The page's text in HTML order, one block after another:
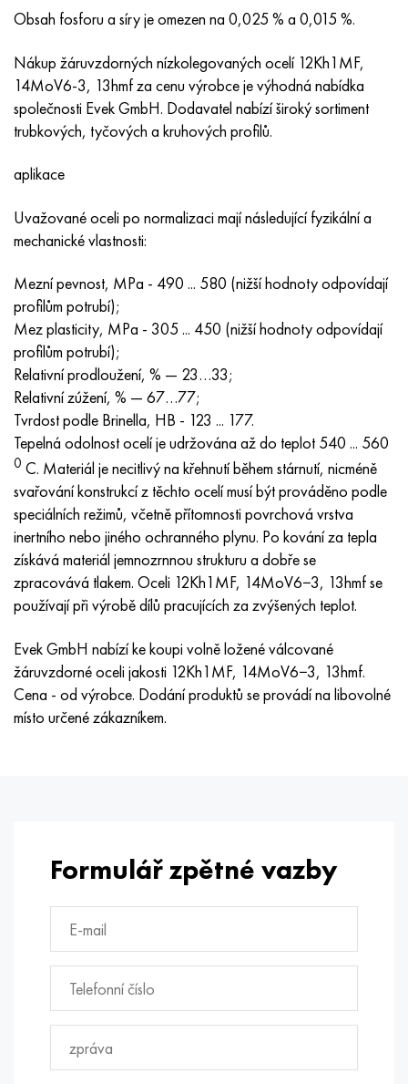
Obsah fosforu a síry je omezen na 0,025 % a 0,015 %.
Nákup žáruvzdorných nízkolegovaných ocelí 12Kh1MF,
14MoV6-3, 13hmf za cenu výrobce je výhodná nabídka
společnosti Evek GmbH. Dodavatel nabízí široký sortiment
trubkových, tyčových a kruhových profilů.
aplikace
Uvažované oceli po normalizaci mají následující fyzikální a
mechanické vlastnosti:
Mezní pevnost, MPa - 490 ... 580 (nižší hodnoty odpovídají
profilům potrubí);
Mez plasticity, MPa - 305 ... 450 (nižší hodnoty odpovídají
profilům potrubí);
Relativní prodloužení, % — 23…33;
Relativní zúžení, % — 67…77;
Tvrdost podle Brinella, HB - 123 ... 177.
Tepelná odolnost ocelí je udržována až do teplot 540 ... 560
0 C. Materiál je necitlivý na křehnutí během stárnutí, nicméně
svařování konstrukcí z těchto ocelí musí být prováděno podle
speciálních režimů, včetně přítomnosti povrchová vrstva
inertního nebo jiného ochranného plynu. Po kování za tepla
získává materiál jemnozrnnou strukturu a dobře se
zpracovává tlakem. Oceli 12Kh1MF, 14MoV6−3, 13hmf se
používají při výrobě dílů pracujících za zvýšených teplot.
Evek GmbH nabízí ke koupi volně ložené válcované
žáruvzdorné oceli jakosti 12Kh1MF, 14MoV6−3, 13hmf.
Cena - od výrobce. Dodání produktů se provádí na libovolné
místo určené zákazníkem.
Formulář zpětné vazby
Nimonic 90
Nimonic 263
Haynes 25
Haynes 188
Hastelloy b2
Hastelloy b3
Hastelloy c4
Hastelloy C22
Hastelloy C-276
Hastelloy C2000
Hastelloy 3
Hastelloy x
Udimet 500
Udimet 720
Přesná trubka
H70MFV
AM-350 – AM-5548
AM-355 – AM-5547
Custom 450® - uns S45000
Řecký Ascoloy 418
45Х14Н14В2М
50X14MF
65X13
90X18MF
ac35g2, 36smnpb14, 1.0765
38x2n2ma, 34CrNiMo6, 40NiCrMo7
40hn2ma, 34CrNiMo4, 36hnm
38 hodin, 37 hodin
38HN3MFA, 35nicrmov12-5
40G, 40Mn4, AISI 1035
38XM, 42CrMo4, AISI 1,7225
40HH, 36NiCr6, AISI 3135
40XFA, 1,7223, AISI 4142
45X, 45h, 1,7035
45HN2MFA, k2425, 45hnmf
A40G, 44smn28, 1.0762, 46s20